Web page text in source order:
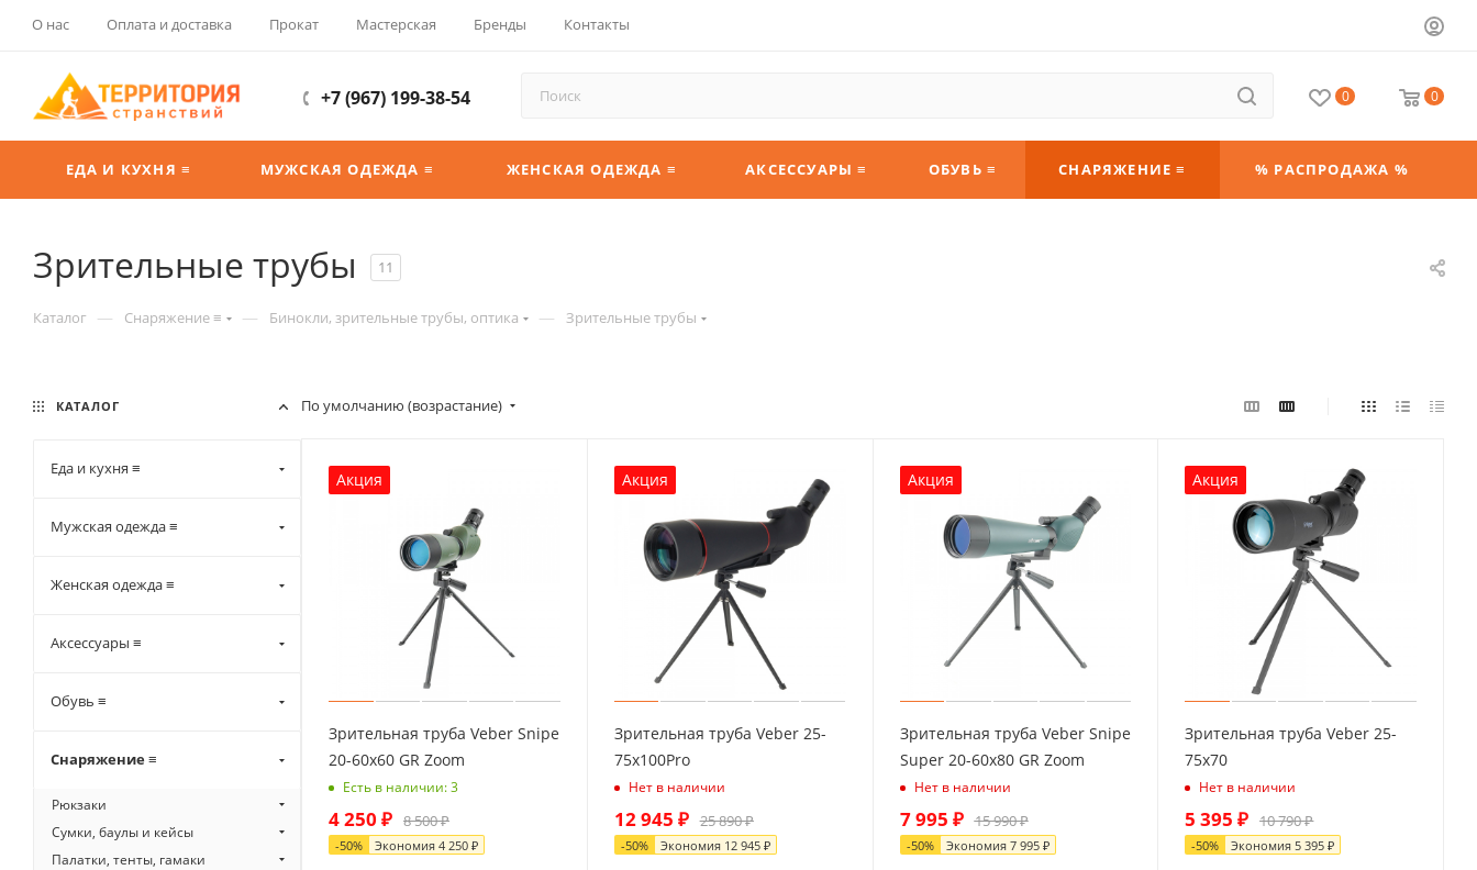
О нас Оплата и доставка Прокат Мастерская Бренды Контакты
+7 (967) 199-38-54 0 0
ЕДА И КУХНЯ ≡ МУЖСКАЯ ОДЕЖДА ≡ ЖЕНСКАЯ ОДЕЖДА ≡ АКСЕССУАРЫ ≡ ОБУВЬ ≡ СНАРЯЖЕНИЕ ≡ % РАСПРОДАЖА %
Зрительные трубы 11
Каталог — Снаряжение ≡ — Бинокли, зрительные трубы, оптика — Зрительные трубы
По умолчанию (возрастание)
Акция
Зрительная труба Veber Snipe
20-60x60 GR Zoom
Есть в наличии: 3
4 250 ₽ 8 500₽
-50% Экономия 4 250 ₽
Акция
Зрительная труба Veber 25-
75x100Pro
Нет в наличии
12 945 ₽ 25 890₽
-50% Экономия 12 945₽
Акция
Зрительная труба Veber Snipe
Super 20-60x80 GR Zoom
Нет в наличии
7 995 ₽ 15 990₽
-50% Экономия 7 995₽
Акция
Зрительная труба Veber 25-
75x70
Нет в наличии
5 395 ₽ 10 790₽
-50% Экономия 5 395 ₽
КАТАЛОГ
Еда и кухня ≡
Мужская одежда ≡
Женская одежда ≡
Аксессуары ≡
Обувь ≡
Снаряжение ≡
Рюкзаки
Сумки, баулы и кейсы
Палатки, тенты, гамаки